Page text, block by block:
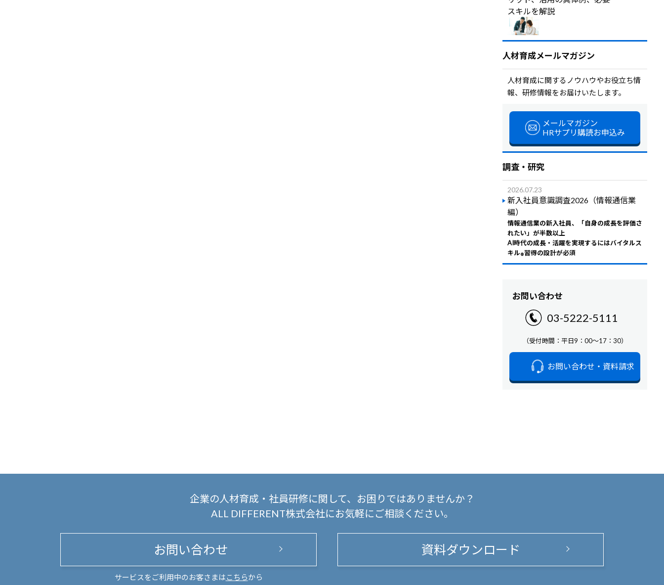
スキルを解説
人材育成メールマガジン
人材育成に関するノウハウやお役立ち情
報、研修情報をお届けいたします。
メールマガジン
HRサプリ購読お申込み
調査・研究
2026.07.23
新入社員意識調査2026（情報通信業
編）
情報通信業の新入社員、「自身の成長を評価さ
れたい」が半数以上
AI時代の成長・活躍を実現するにはバイタルス
キル®習得の設計が必須
お問い合わせ
03-5222-5111
（受付時間：平日9：00～17：30）
お問い合わせ・資料請求
企業の人材育成・社員研修に関して、
お困りではありませんか？
ALL DIFFERENT株式会社にお気軽にご相談ください。
お問い合わせ
サービスをご利用中のお客さまは こちらから
資料ダウンロード